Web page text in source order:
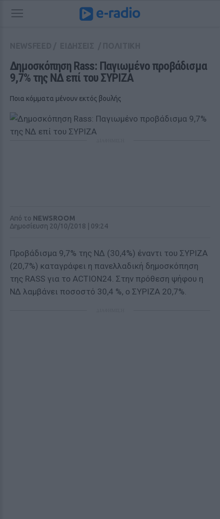
Δημοσκόπηση Rass: Παγιωμένο προβάδισμα
9,7% της ΝΔ επί του ΣΥΡΙΖΑ
Ποια κόμματα μένουν εκτός βουλής
Από το NEWSROOM
Δημοσίευση 20/10/2018 | 09:24
Προβάδισμα 9,7% της ΝΔ (30,4%) έναντι του ΣΥΡΙΖΑ
(20,7%) καταγράφει η πανελλαδική δημοσκόπηση
της RASS για το ACTION24. Στην πρόθεση ψήφου η
ΝΔ λαμβάνει ποσοστό 30,4 %, ο ΣΥΡΙΖΑ 20,7%.